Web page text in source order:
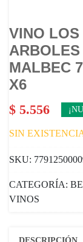
VINO LOS
ARBOLES
MALBEC
X6
$ 5.556
SIN
SKU:
CATEGORÍA:
VINOS